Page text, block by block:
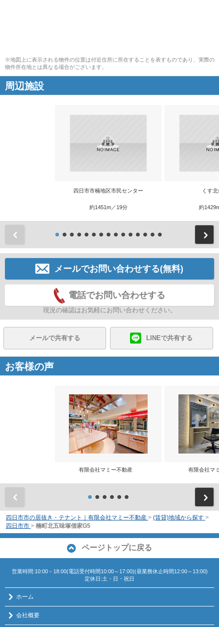
※地図上に表示される物件の位置は付近住所に所在することを表すものであり、実際の
物件所在地とは異なる場合がございます。
周辺施設
四日市市楠地区市民センター
約1451m／19分
くす
約
メールでお問い合わせする(無料)
電話でお問い合わせする
現況の確認はお気軽にお問い合わせください。
メールで共有する LINEで共有する
お客様の声
有限会社マミー不動産 有限会社
四日市市の居抜き・テナント｜有限会社マミー不動産 > (賃貸)地域から探す >
四日市市 > 楠町北五味塚借家G5
ページトップに戻る
営業時間:10:00－18:00(電話受付時間10:00～17:00)(昼業務休止時間12:00～13:00)
定休日:土・日・祝日
ホーム
会社概要